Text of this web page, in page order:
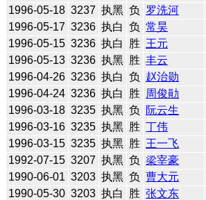
1996-05-18 3237 执黑 负 罗洗河
1996-05-17 3236 执白 负 常昊
1996-05-15 3236 执白 胜 王元
1996-05-13 3236 执黑 胜 丰云
1996-04-26 3236 执白 负 赵治勋
1996-04-24 3236 执白 胜 周俊勛
1996-03-18 3235 执黑 负 阮云生
1996-03-16 3235 执黑 胜 丁伟
1996-03-15 3235 执黑 胜 王一飞
1992-07-15 3207 执黑 负 梁宰豪
1990-06-01 3203 执黑 负 曹大元
1990-05-30 3203 执白 胜 张文东